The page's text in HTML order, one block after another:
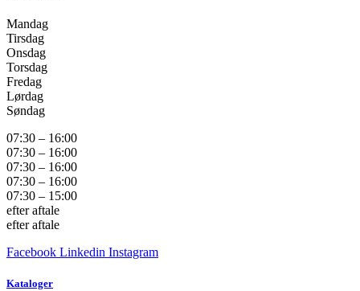
Mandag
Tirsdag
Onsdag
Torsdag
Fredag
Lørdag
Søndag
07:30 – 16:00
07:30 – 16:00
07:30 – 16:00
07:30 – 16:00
07:30 – 15:00
efter aftale
efter aftale
Facebook Linkedin Instagram
Kataloger